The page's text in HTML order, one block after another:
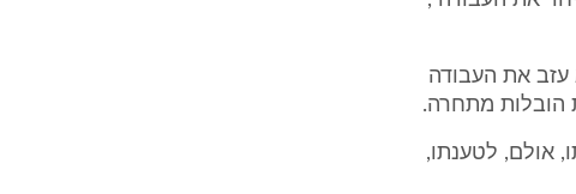
לא פוטר אלא עזב את העבודה
הובלות מתחרה.
אולם, לטענתו,